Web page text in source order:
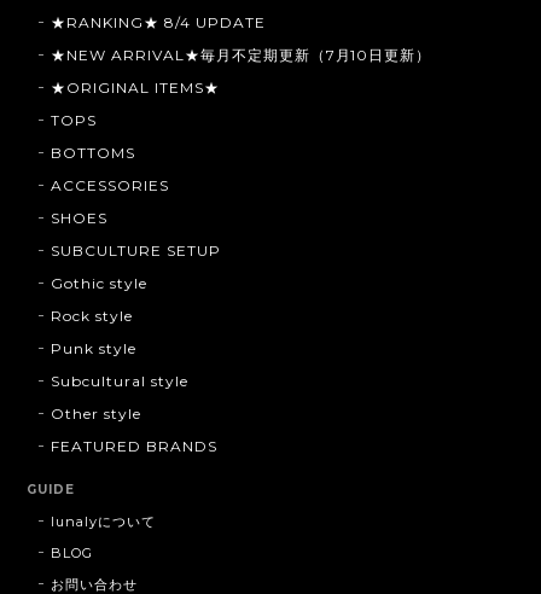
★RANKING★ 8/4 UPDATE
★NEW ARRIVAL★毎月不定期更新（7月10日更新）
★ORIGINAL ITEMS★
TOPS
BOTTOMS
ACCESSORIES
SHOES
SUBCULTURE SETUP
Gothic style
Rock style
Punk style
Subcultural style
Other style
FEATURED BRANDS
GUIDE
lunalyについて
BLOG
お問い合わせ